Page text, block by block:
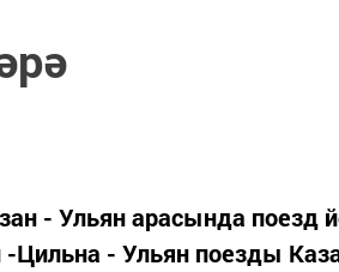
- Ульян арасында поезд
- Ульян поезды